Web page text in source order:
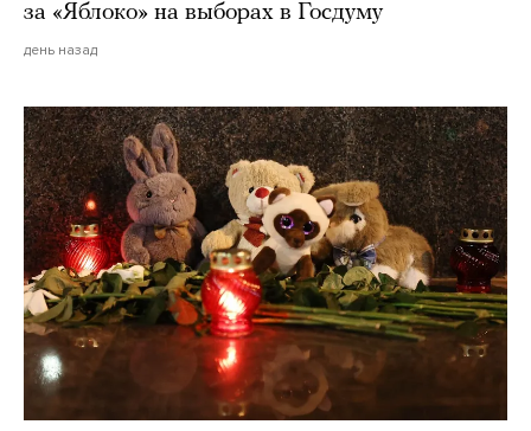
за «Яблоко» на выборах в Госдуму
день назад